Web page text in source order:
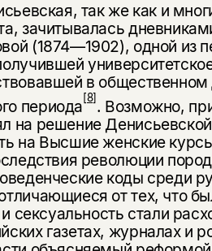
так же как и
зачитывалась
(1874—1902), одной из
в
периода[8]. Возможно,
на решение
на Высшие женские
революции
коды среди
от тех, что
сексуальность стали
газетах, журналах и